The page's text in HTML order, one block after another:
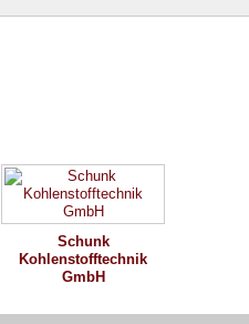
Schunk
Kohlenstofftechnik
GmbH